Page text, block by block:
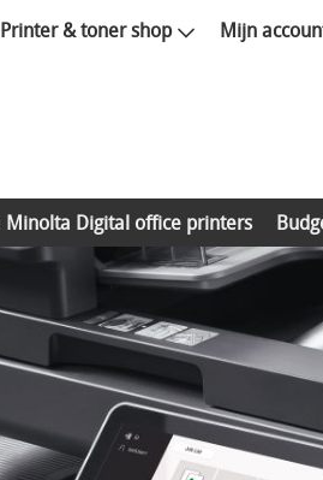
Printer & toner shop Mijn
Minolta Digital office printers